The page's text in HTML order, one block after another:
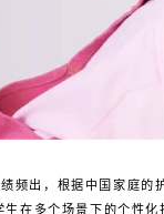
频出，根据中国家庭
在多个场景下的个性